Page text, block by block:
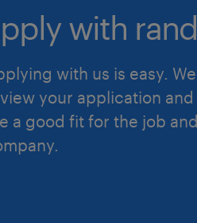
with
with us is easy.
your application and
a good fit for the job